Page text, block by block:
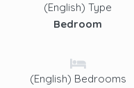
(English) Type
Bedroom
(English) Bedrooms